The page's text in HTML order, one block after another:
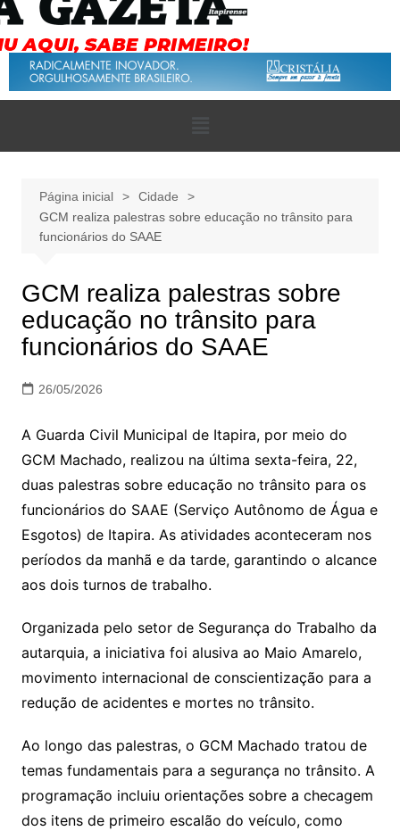
Página inicial
Cidade
GCM realiza palestras sobre educação no trânsito para
funcionários do SAAE
GCM realiza palestras sobre
educação no trânsito para
funcionários do SAAE
26/05/2026
A Guarda Civil Municipal de Itapira, por meio do
GCM Machado, realizou na última sexta-feira, 22,
duas palestras sobre educação no trânsito para os
funcionários do SAAE (Serviço Autônomo de Água e
Esgotos) de Itapira. As atividades aconteceram nos
períodos da manhã e da tarde, garantindo o alcance
aos dois turnos de trabalho.
Organizada pelo setor de Segurança do Trabalho da
autarquia, a iniciativa foi alusiva ao Maio Amarelo,
movimento internacional de conscientização para a
redução de acidentes e mortes no trânsito.
Ao longo das palestras, o GCM Machado tratou de
temas fundamentais para a segurança no trânsito. A
programação incluiu orientações sobre a checagem
dos itens de primeiro escalão do veículo, como